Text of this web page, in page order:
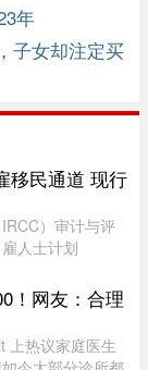
年
子女却注定买
移民通道 现行
）审计与评
人士计划
划“项目目标不
是 ...
！网友：合理
上热议家庭医生